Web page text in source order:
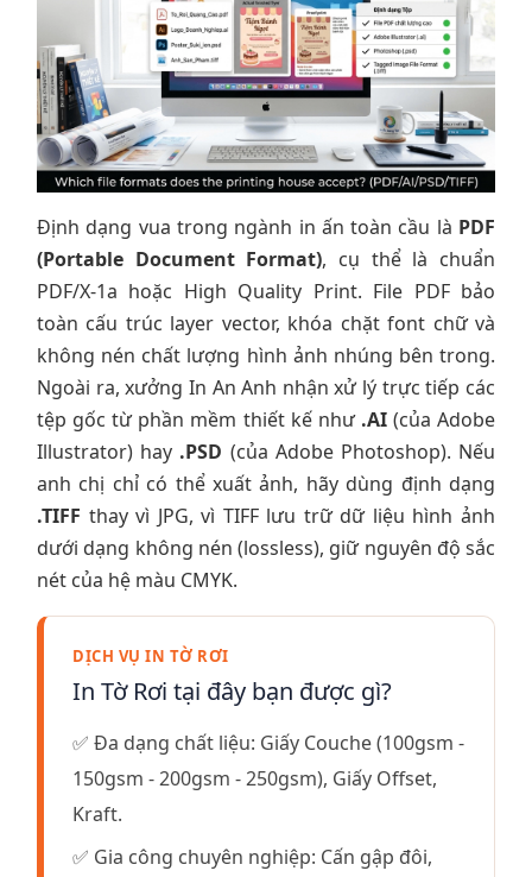
Định dạng vua trong ngành in ấn toàn cầu là PDF
(Portable Document Format), cụ thể là chuẩn
PDF/X-1a hoặc High Quality Print. File PDF bảo
toàn cấu trúc layer vector, khóa chặt font chữ và
không nén chất lượng hình ảnh nhúng bên trong.
Ngoài ra, xưởng In An Anh nhận xử lý trực tiếp các
tệp gốc từ phần mềm thiết kế như .AI(của Adobe
Illustrator) hay .PSD (của Adobe Photoshop). Nếu
anh chị chỉ có thể xuất ảnh, hãy dùng định dạng
.TIFF thay vì JPG, vì TIFF lưu trữ dữ liệu hình ảnh
dưới dạng không nén (lossless), giữ nguyên độ sắc
nét của hệ màu CMYK.
DỊCH VỤ IN TỜ RƠI
In Tờ Rơi tại đây bạn được gì?
✅ Đa dạng chất liệu: Giấy Couche (100gsm -
150gsm - 200gsm - 250gsm), Giấy Offset,
Kraft.
✅ Gia công chuyên nghiệp: Cấn gập đôi,